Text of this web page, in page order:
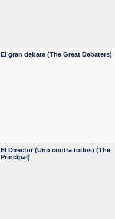
El gran debate (The Great Debaters)
El Director (Uno contra todos) (The
Principal)